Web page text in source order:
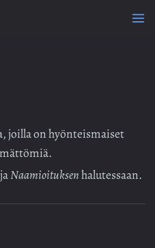
joilla on hyönteismaiset
jaNaamioituksenhalutessaan.